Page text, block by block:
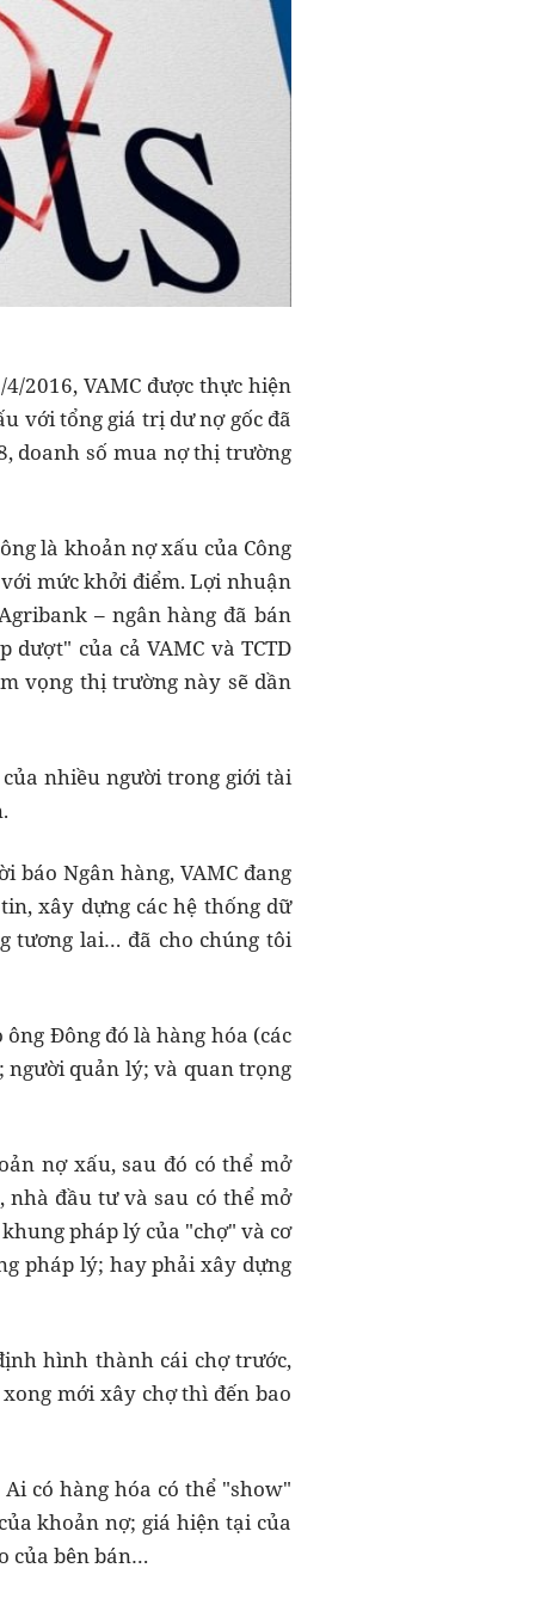
2016, VAMC được thực hiện
với tổng giá trị dư nợ gốc đã
doanh số mua nợ thị trường
là khoản nợ xấu của Công
mức khởi điểm. Lợi nhuận
– ngân hàng đã bán
của cả VAMC và TCTD
vọng thị trường này sẽ dần
nhiều người trong giới tài
báo Ngân hàng, VAMC đang
xây dựng các hệ thống dữ
tương lai… đã cho chúng tôi
Đông đó là hàng hóa (các
người quản lý; và quan trọng
nợ xấu, sau đó có thể mở
nhà đầu tư và sau có thể mở
pháp lý của "chợ" và cơ
pháp lý; hay phải xây dựng
hình thành cái chợ trước,
mới xây chợ thì đến bao
có hàng hóa có thể "show"
khoản nợ; giá hiện tại của
của bên bán…